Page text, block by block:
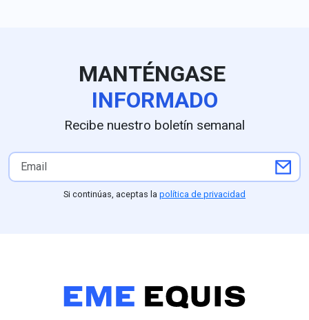
MANTÉNGASE
INFORMADO
Recibe nuestro boletín semanal
Si continúas, aceptas la política de privacidad